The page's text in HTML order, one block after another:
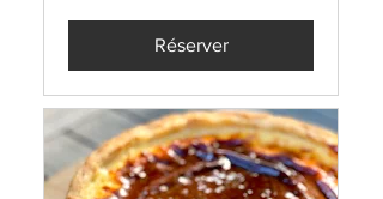
Réserver